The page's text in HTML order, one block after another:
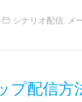
シナリオ配信 メ
プ配信方